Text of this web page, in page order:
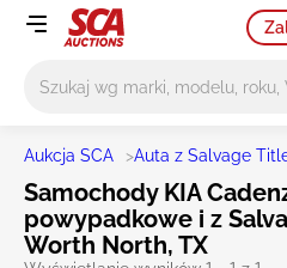
Aukcja SCA >Auta z Salvage
Samochody KIA
powypadkowe i z
Worth North, TX